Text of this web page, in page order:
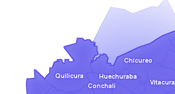
Chicureo
Quilicura
Conchalí Vitacura
Huechuraba